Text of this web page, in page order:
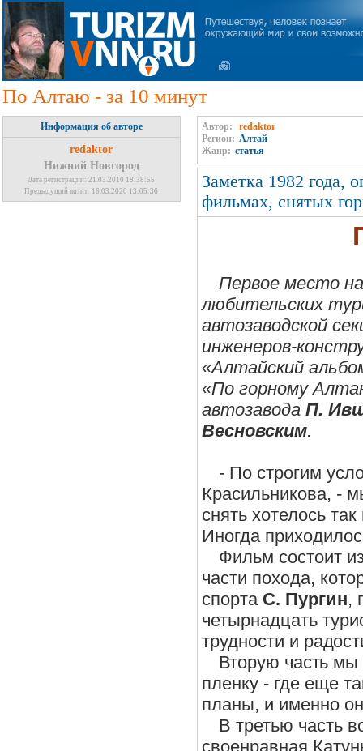
По Алтаю - за 10 минут
Информация об авторе
redaktor
Нижний Новгород
Дата регистрации: 21.03.2010 18:38:55
Предыдущий визит: 16.03.2020 13:05:36
Автор:
redaktor
Регион: Алтай
Жанр: статья
Заметка 1982 года,
фильмах, снятых
Первое место
любительских
автозаводской
инженеров-
«Алтайский
«По горному
автозавода П.
Весновским.
- По строгим
Красильникова, -
снять хотелось
Иногда
Фильм состоит
части похода,
спорта С. Пургин,
четырнадцать
трудности и ра
Вторую часть мы
пленку - где еще та
планы, и именно
В третью часть
своенравная